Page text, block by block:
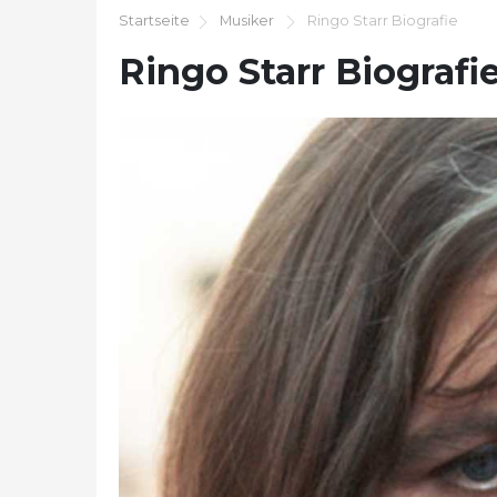
Startseite Musiker Ringo Starr Biografie
Ringo Starr